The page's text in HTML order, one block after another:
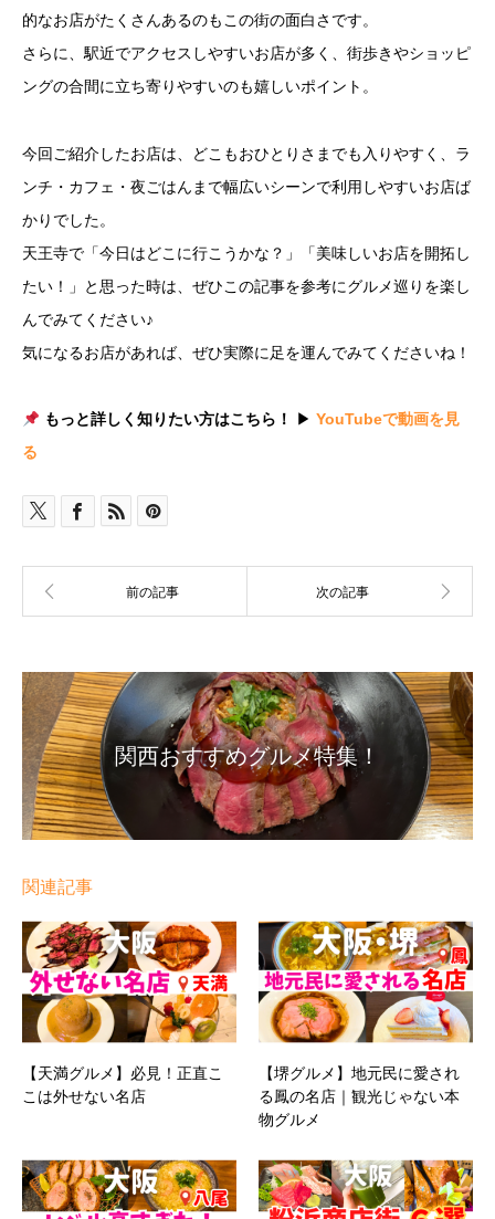
的なお店がたくさんあるのもこの街の面白さです。
さらに、駅近でアクセスしやすいお店が多く、街歩きやショッピ
ングの合間に立ち寄りやすいのも嬉しいポイント。
今回ご紹介したお店は、どこもおひとりさまでも入りやすく、ラ
ンチ・カフェ・夜ごはんまで幅広いシーンで利用しやすいお店ば
かりでした。
天王寺で「今日はどこに行こうかな？」「美味しいお店を開拓し
たい！」と思った時は、ぜひこの記事を参考にグルメ巡りを楽し
んでみてください♪
気になるお店があれば、ぜひ実際に足を運んでみてくださいね！
もっと詳しく知りたい方はこちら！ ▶ YouTubeで動画を見
る
関西おすすめグルメ特集！
関連記事
【天満グルメ】必見！正直こ
こは外せない名店
【堺グルメ】地元民に愛され
る鳳の名店｜観光じゃない本
物グルメ